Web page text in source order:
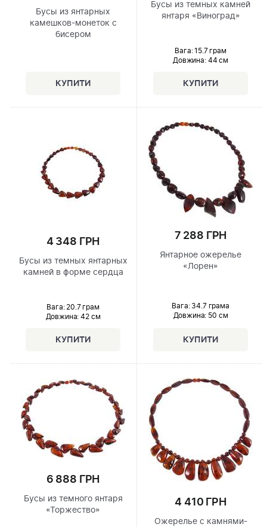
Бусы из янтарных
камешков-монеток с
бисером
Бусы из темных камней
янтаря «Виноград»
Вага: 15.7 грам
Довжина:44 см
4 348 ГРН
Бусы из темных янтарных
камней в форме сердца
Вага: 20.7 грам
Довжина: 42 см
7 288 ГРН
Янтарное ожерелье
«Лорен»
Вага: 34.7 грама
Довжина: 50 см
6 888 ГРН
Бусы из темного янтаря
«Торжество»
4 410 ГРН
Ожерелье с камнями-